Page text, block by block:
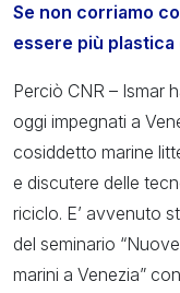
Se non corriamo
essere più
Perciò CNR – Ismar
oggi impegnati a
cosiddetto marine
e discutere delle
riciclo. E’ avvenuto
del seminario
marini a Venezia”